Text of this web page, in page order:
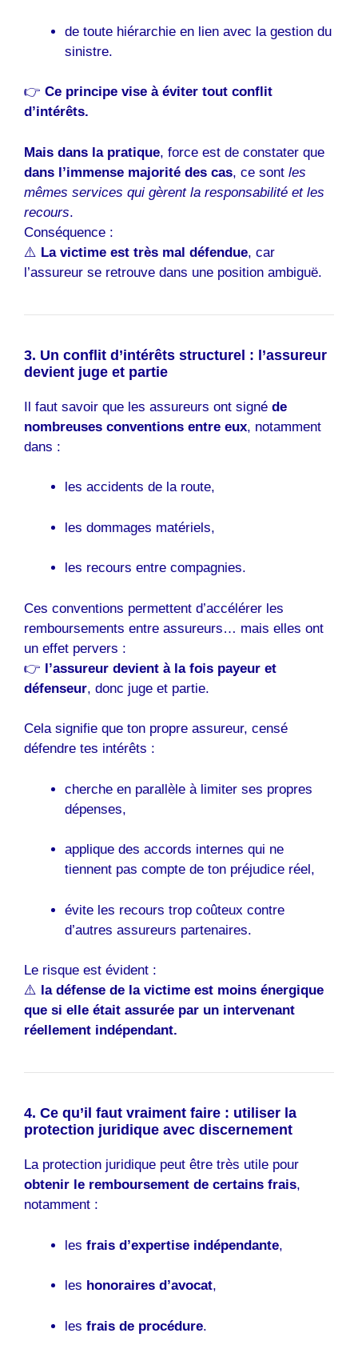
de toute hiérarchie en lien avec la gestion du
sinistre.
👉 Ce principe vise à éviter tout conflit
d’intérêts.
Mais dans la pratique, force est de constater que
dans l’immense majorité des cas, ce sont les
mêmes services qui gèrent la responsabilité et les
recours.
Conséquence :
⚠️ La victime est très mal défendue, car
l’assureur se retrouve dans une position ambiguë.
3. Un conflit d’intérêts structurel : l’assureur
devient juge et partie
Il faut savoir que les assureurs ont signé de
nombreuses conventions entre eux, notamment
dans :
les accidents de la route,
les dommages matériels,
les recours entre compagnies.
Ces conventions permettent d’accélérer les
remboursements entre assureurs… mais elles ont
un effet pervers :
👉 l’assureur devient à la fois payeur et
défenseur, donc juge et partie.
Cela signifie que ton propre assureur, censé
défendre tes intérêts :
cherche en parallèle à limiter ses propres
dépenses,
applique des accords internes qui ne
tiennent pas compte de ton préjudice réel,
évite les recours trop coûteux contre
d’autres assureurs partenaires.
Le risque est évident :
⚠️ la défense de la victime est moins énergique
que si elle était assurée par un intervenant
réellement indépendant.
4. Ce qu’il faut vraiment faire : utiliser la
protection juridique avec discernement
La protection juridique peut être très utile pour
obtenir le remboursement de certains frais,
notamment :
les frais d’expertise indépendante,
les honoraires d’avocat,
les frais de procédure.